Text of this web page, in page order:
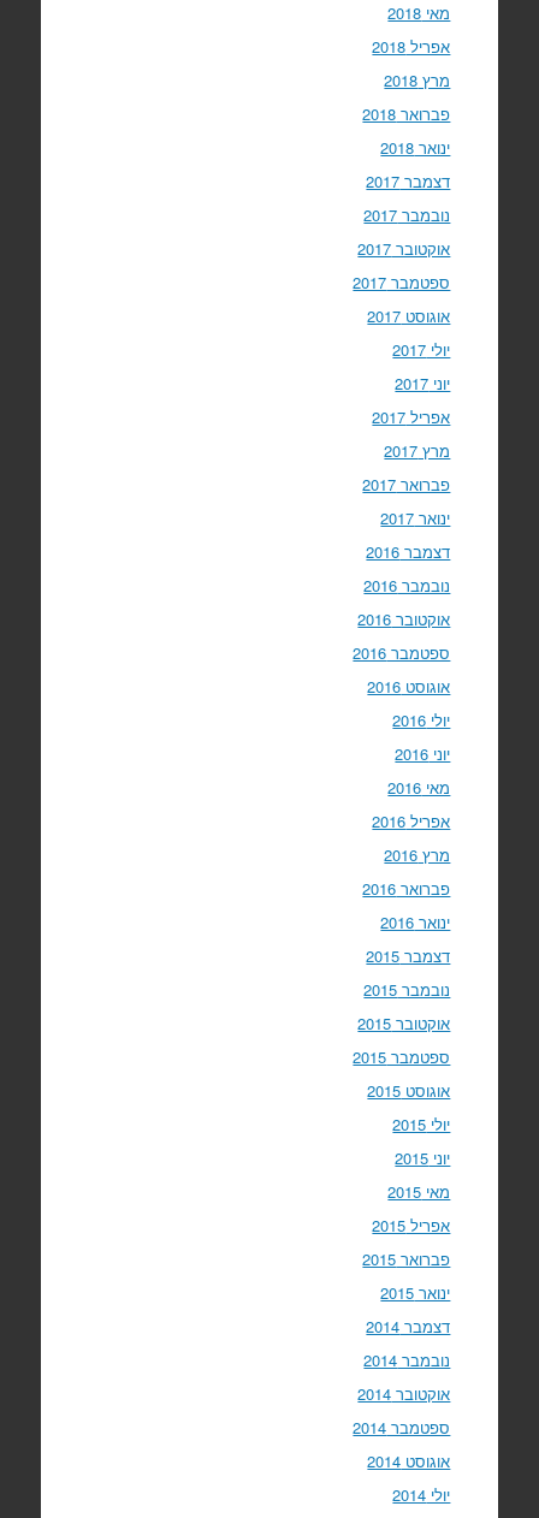
מאי 2018
אפריל 2018
מרץ 2018
פברואר 2018
ינואר 2018
דצמבר 2017
נובמבר 2017
אוקטובר 2017
ספטמבר 2017
אוגוסט 2017
יולי 2017
יוני 2017
אפריל 2017
מרץ 2017
פברואר 2017
ינואר 2017
דצמבר 2016
נובמבר 2016
אוקטובר 2016
ספטמבר 2016
אוגוסט 2016
יולי 2016
יוני 2016
מאי 2016
אפריל 2016
מרץ 2016
פברואר 2016
ינואר 2016
דצמבר 2015
נובמבר 2015
אוקטובר 2015
ספטמבר 2015
אוגוסט 2015
יולי 2015
יוני 2015
מאי 2015
אפריל 2015
פברואר 2015
ינואר 2015
דצמבר 2014
נובמבר 2014
אוקטובר 2014
ספטמבר 2014
אוגוסט 2014
יולי 2014